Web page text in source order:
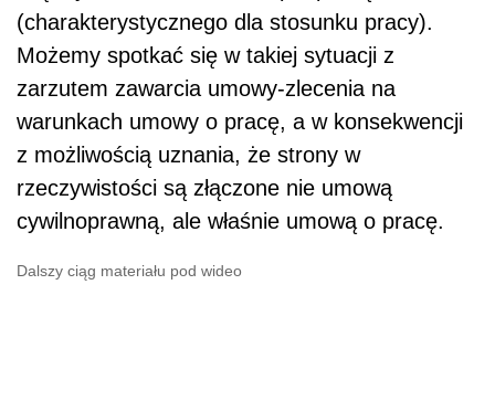
(charakterystycznego dla stosunku pracy).
Możemy spotkać się w takiej sytuacji z
zarzutem zawarcia umowy-zlecenia na
warunkach umowy o pracę, a w konsekwencji
z możliwością uznania, że strony w
rzeczywistości są złączone nie umową
cywilnoprawną, ale właśnie umową o pracę.
Dalszy ciąg materiału pod wideo